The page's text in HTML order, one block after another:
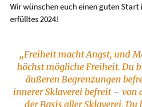
Wir wünschen euch einen guten Start
erfülltes 2024!
„Freiheit macht Angst, und
höchst mögliche Freiheit. Du
äußeren Begrenzungen
innerer Sklaverei befreit – von
der Basis aller Sklaverei. Du